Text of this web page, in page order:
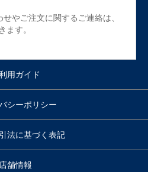
やご注文に関するご連絡は、
ます。
用ガイド
シーポリシー
法に基づく表記
店舗情報